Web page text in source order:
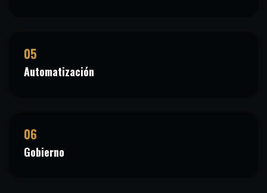
05
Automatización
06
Gobierno